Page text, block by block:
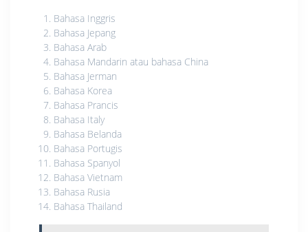
Bahasa Inggris
Bahasa Jepang
Bahasa Arab
Bahasa Mandarin atau bahasa China
Bahasa Jerman
Bahasa Korea
Bahasa Prancis
Bahasa Italy
Bahasa Belanda
Bahasa Portugis
Bahasa Spanyol
Bahasa Vietnam
Bahasa Rusia
Bahasa Thailand